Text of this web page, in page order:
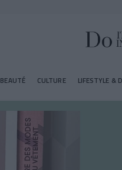
BEAUTÉ CULTURE LIFESTYLE &